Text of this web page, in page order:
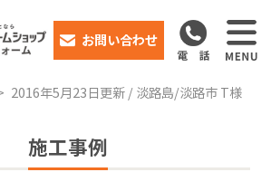
お問い合わせ
2016年5月23日更新 / 淡路島/淡路市 T様
施工事例